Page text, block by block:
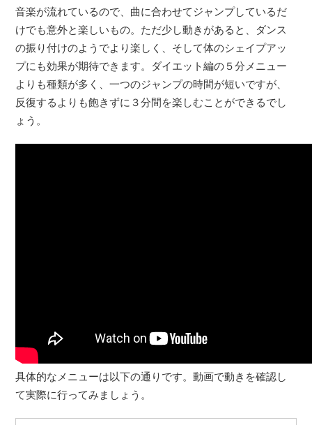
音楽が流れているので、曲に合わせてジャンプしているだ
けでも意外と楽しいもの。ただ少し動きがあると、ダンス
の振り付けのようでより楽しく、そして体のシェイプアッ
プにも効果が期待できます。ダイエット編の５分メニュー
よりも種類が多く、一つのジャンプの時間が短いですが、
反復するよりも飽きずに３分間を楽しむことができるでし
ょう。
具体的なメニューは以下の通りです。動画で動きを確認し
て実際に行ってみましょう。